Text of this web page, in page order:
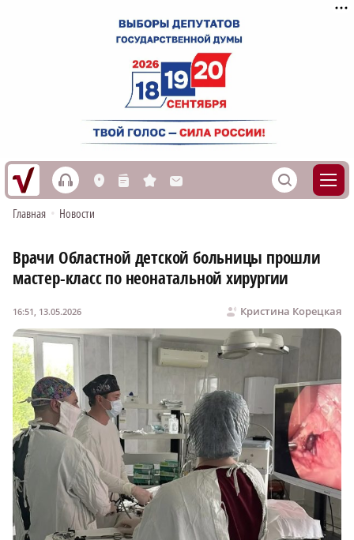
h L n s M S
Главная • Новости
Врачи Областной детской больницы прошли
мастер-класс по неонатальной хирургии
Кристина Корецкая
16:51, 13.05.2026